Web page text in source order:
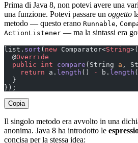
Prima di Java 8, non potevi avere una
una funzione. Potevi passare un oggetto
metodo — questo erano Runnable,
ActionListener — ma la sintassi era
list. sort ( new Comparator<String
  @
Override
  public
int compare (String a ,
    return
a. length () - b. length
  }
});
Copia
Il singolo metodo era avvolto in una
anonima. Java 8 ha introdotto le
concisa per la stessa idea: